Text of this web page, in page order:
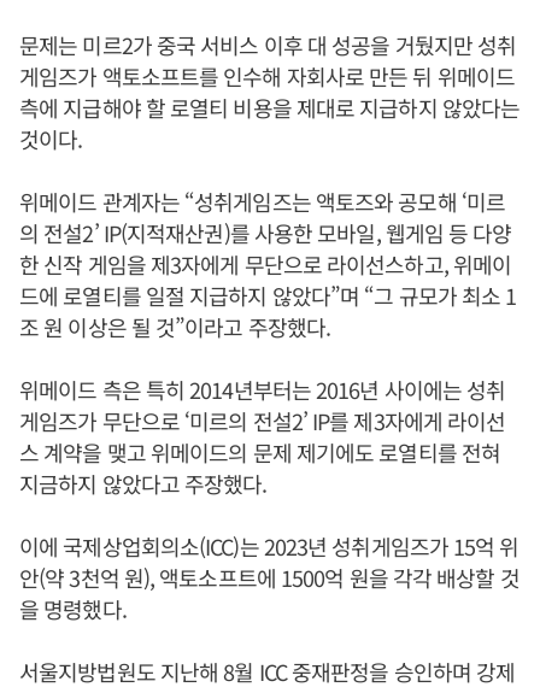
문제는 미르2가 중국 서비스 이후 대 성공을 거뒀지만 성취
게임즈가 액토소프트를 인수해 자회사로 만든 뒤 위메이드
측에 지급해야 할 로열티 비용을 제대로 지급하지 않았다는
것이다.
위메이드 관계자는 “성취게임즈는 액토즈와 공모해 ‘미르
의 전설2’ IP(지적재산권)를 사용한 모바일, 웹게임 등 다양
한 신작 게임을 제3자에게 무단으로 라이선스하고, 위메이
드에 로열티를 일절 지급하지 않았다”며 “그 규모가 최소 1
조 원 이상은 될 것”이라고 주장했다.
위메이드 측은 특히 2014년부터는 2016년 사이에는 성취
게임즈가 무단으로 ‘미르의 전설2’ IP를 제3자에게 라이선
스 계약을 맺고 위메이드의 문제 제기에도 로열티를 전혀
지금하지 않았다고 주장했다.
이에 국제상업회의소(ICC)는 2023년 성취게임즈가 15억 위
안(약 3천억 원), 액토소프트에 1500억 원을 각각 배상할 것
을 명령했다.
서울지방법원도 지난해 8월 ICC 중재판정을 승인하며 강제